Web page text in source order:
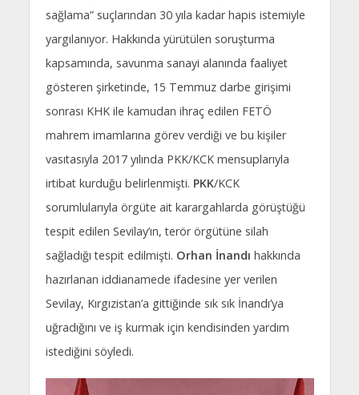
sağlama” suçlarından 30 yıla kadar hapis istemiyle
yargılanıyor. Hakkında yürütülen soruşturma
kapsamında, savunma sanayi alanında faaliyet
gösteren şirketinde, 15 Temmuz darbe girişimi
sonrası KHK ile kamudan ihraç edilen FETÖ
mahrem imamlarına görev verdiği ve bu kişiler
vasıtasıyla 2017 yılında PKK/KCK mensuplarıyla
irtibat kurduğu belirlenmişti. PKK/KCK
sorumlularıyla örgüte ait karargahlarda görüştüğü
tespit edilen Sevilay’ın, terör örgütüne silah
sağladığı tespit edilmişti. Orhan İnandı hakkında
hazırlanan iddianamede ifadesine yer verilen
Sevilay, Kırgızistan’a gittiğinde sık sık İnandı’ya
uğradığını ve iş kurmak için kendisinden yardım
istediğini söyledi.